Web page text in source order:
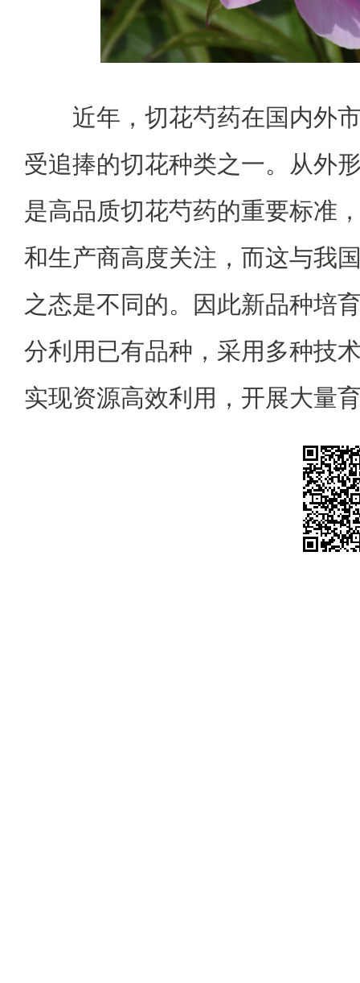
近年，切花芍药在国内外
受追捧的切花种类之一。从外
是高品质切花芍药的重要标准
和生产商高度关注，而这与我
之态是不同的。因此新品种培
分利用已有品种，采用多种技
实现资源高效利用，开展大量